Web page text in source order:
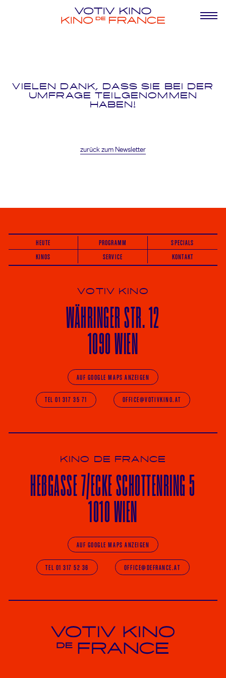
VIELEN DANK, DASS SIE BEI DER
UMFRAGE TEILGENOMMEN
HABEN!
zurück zum Newsletter
HEUTE PROGRAMM
SPECIALS
KINOS
SERVICE KONTAKT
VOTIV KINO
WÄHRINGERSTR. 12
1090 WIEN
AUF GOOGLE MAPS ANZEIGEN
TEL 01 317 35 71 OFFICE@VOTIVKINO.AT
KINO DE FRANCE
HEßGASSE 7/ECKESCHOTTENRING 5
1010 WIEN
AUF GOOGLE MAPS ANZEIGEN
TEL 01 317 52 36 OFFICE@DEFRANCE.AT
Votiv Kino und Kino De France in Wien